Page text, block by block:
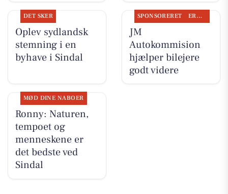
DET SKER
Oplev sydlandsk
stemning i en
byhave i Sindal
SPONSORERET ERHVERV
JM
Autokommision
hjælper bilejere
godt videre
MØD DINE NABOER
Ronny: Naturen,
tempoet og
menneskene er
det bedste ved
Sindal